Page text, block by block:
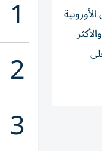
1
2
3